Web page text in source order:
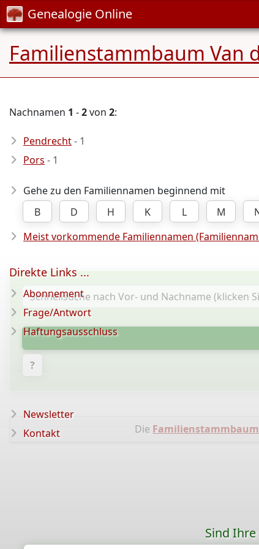
Genealogie Online
Familienstammbaum Van
Nachnamen 1 -2von 2:
Pendrecht- 1
Pors - 1
Gehe zu den Familiennamen beginnend mit
B
D H K L M
Meist vorkommende Familiennamen
?
Die Familienstammbaum
Direkte Links ...
Abonnement
Frage/Antwort
Haftungsausschluss
Newsletter
Kontakt
Sind